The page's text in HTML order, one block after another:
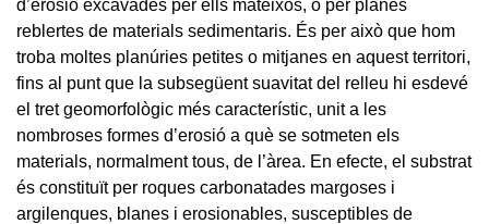
d’erosió excavades per ells mateixos, o per planes
reblertes de materials sedimentaris. És per això que hom
troba moltes planúries petites o mitjanes en aquest territori,
fins al punt que la subsegüent suavitat del relleu hi esdevé
el tret geomorfològic més característic, unit a les
nombroses formes d’erosió a què se sotmeten els
materials, normalment tous, de l’àrea. En efecte, el substrat
és constituït per roques carbonatades margoses i
argilenques, blanes i erosionables, susceptibles de